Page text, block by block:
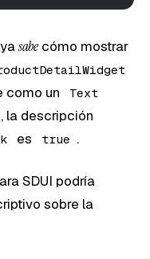
yasabecómo mostrar
como un Text
, la descripción
es true .
SDUI podría
sobre la